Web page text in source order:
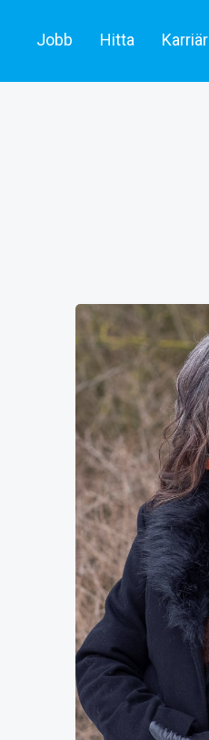
Jobb
Alla jobb
Hitta
Skådespelare & statister
Karriär
Artiklar